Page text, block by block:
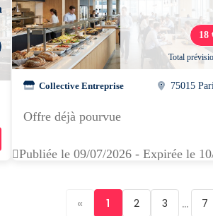
18
Total
Collective Entreprise 75015
Offre déjà pourvue
Publiée le 09/07/2026 - Expirée le
« 1 2 3 ... 7